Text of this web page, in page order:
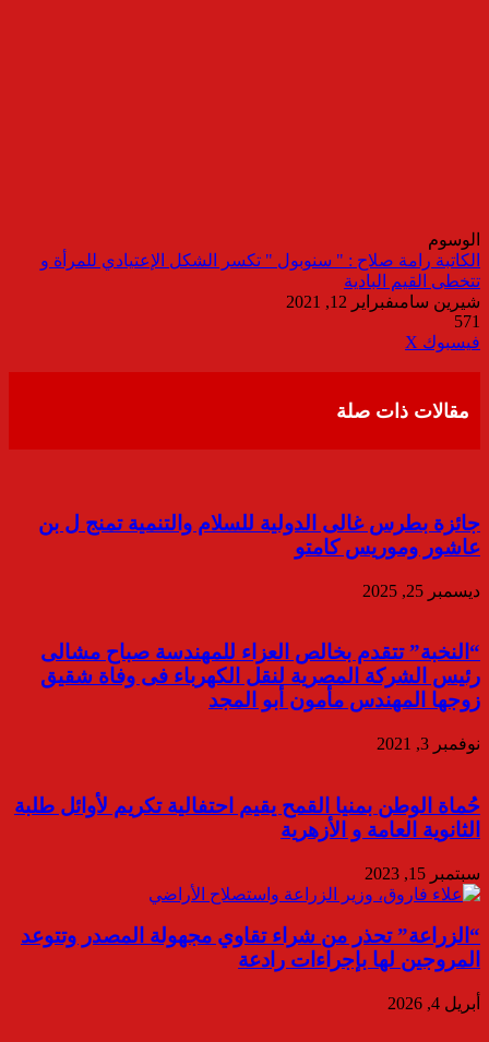
الوسوم
الكاتبة رامة صلاح : " سنوبول " تكسر الشكل الإعتيادي للمرأة و
تتخطى القيم البادية
شيرين سامىفبراير 12, 2021
571
فيسبوك ‫X
مقالات ذات صلة
جائزة بطرس غالى الدولية للسلام والتنمية تمنج ل بن
عاشور وموريس كامتو
ديسمبر 25, 2025
“النخبة” تتقدم بخالص العزاء للمهندسة صباح مشالى
رئيس الشركة المصرية لنقل الكهرباء فى وفاة شقيق
زوجها المهندس مأمون أبو المجد
نوفمبر 3, 2021
حُماة الوطن بمنيا القمح يقيم احتفالية تكريم لأوائل طلبة
الثانوية العامة و الأزهرية
سبتمبر 15, 2023
“الزراعة” تحذر من شراء تقاوي مجهولة المصدر وتتوعد
المروجين لها بإجراءات رادعة
أبريل 4, 2026